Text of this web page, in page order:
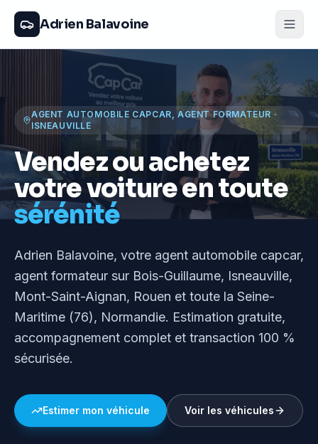
Adrien Balavoine
AGENT AUTOMOBILE CAPCAR, AGENT FORMATEUR ·
ISNEAUVILLE
Vendez ou achetez
votre voiture en toute
sérénité
Adrien Balavoine, votre agent automobile capcar,
agent formateur sur Bois-Guillaume, Isneauville,
Mont-Saint-Aignan, Rouen et toute la Seine-
Maritime (76), Normandie. Estimation gratuite,
accompagnement complet et transaction 100 %
sécurisée.
Estimer mon véhicule Voir les véhicules